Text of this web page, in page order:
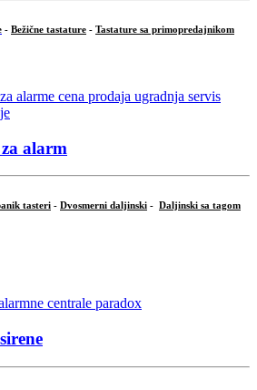
- Bežične tastature - Tastature sa primopredajnikom
alarm
tasteri - Dvosmerni daljinski - Daljinski sa tagom